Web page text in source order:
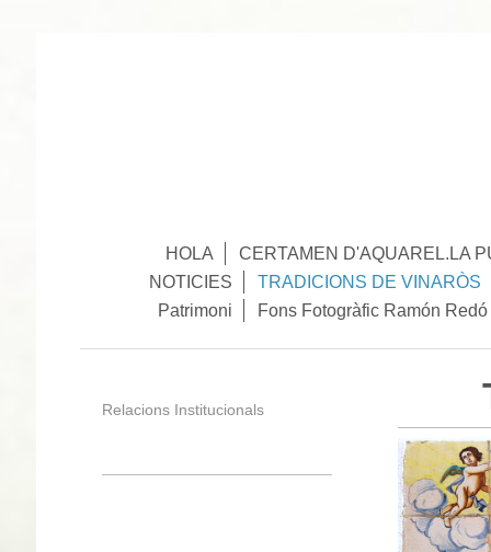
HOLA
CERTAMEN D'AQUAREL.LA
NOTICIES
TRADICIONS DE VINARÒS
Patrimoni
Fons Fotogràfic Ramón Redó
Relacions Institucionals